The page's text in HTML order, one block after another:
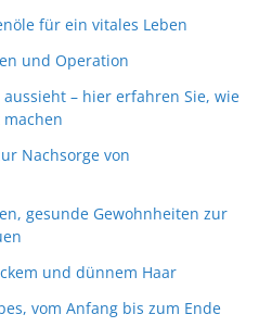
für ein vitales Leben
und Operation
– hier erfahren Sie, wie
Nachsorge von
gesunde Gewohnheiten zur
und dünnem Haar
vom Anfang bis zum Ende